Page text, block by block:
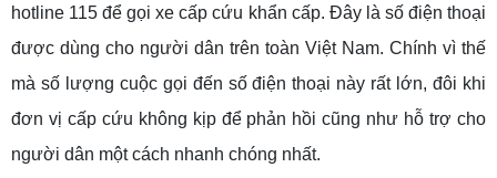
hotline 115 để gọi xe cấp cứu khẩn cấp. Đây là số điện thoại
được dùng cho người dân trên toàn Việt Nam. Chính vì thế
mà số lượng cuộc gọi đến số điện thoại này rất lớn, đôi khi
đơn vị cấp cứu không kịp để phản hồi cũng như hỗ trợ cho
người dân một cách nhanh chóng nhất.